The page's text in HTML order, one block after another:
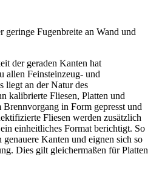
geringe Fugenbreite an Wand und
der geraden Kanten hat
allen Feinsteinzeug- und
liegt an der Natur des
kalibrierte Fliesen, Platten und
in Form gepresst und
Fliesen werden zusätzlich
einheitliches Format berichtigt. So
Kanten und eignen sich so
Dies gilt gleichermaßen für Platten